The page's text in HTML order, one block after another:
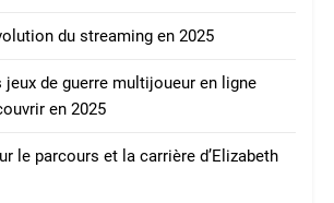
du streaming en 2025
jeux de guerre multijoueur en ligne
en 2025
le parcours et la carrière d’Elizabeth